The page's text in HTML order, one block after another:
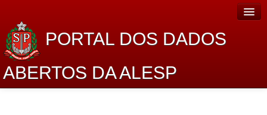
PORTAL DOS DADOS
ABERTOS DA ALESP